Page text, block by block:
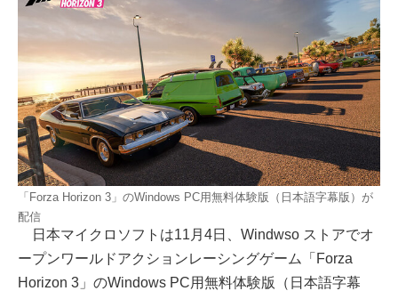
「Forza Horizon 3」のWindows PC用無料体験版（日本語字幕版）が
配信
日本マイクロソフトは11月4日、Windwso ストアでオ
ープンワールドアクションレーシングゲーム「Forza
Horizon 3」のWindows PC用無料体験版（日本語字幕